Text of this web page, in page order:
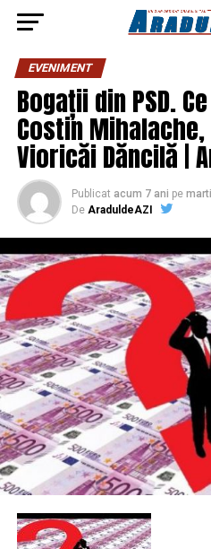
EVENIMENT
Bogații din PSD.
Costin
Vioricăi Dăncilă |
Publicat acum 7 ani pe
De AraduldeAZI